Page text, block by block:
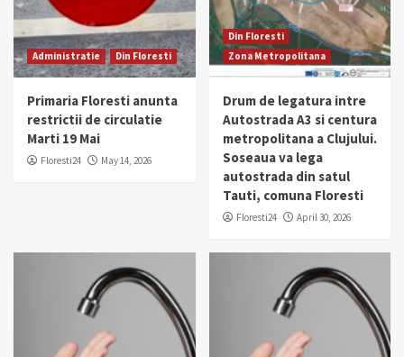
Administratie Din Floresti
Primaria Floresti anunta
restrictii de circulatie
Marti 19 Mai
Floresti24 May 14, 2026
Din Floresti
Zona Metropolitana
Drum de legatura intre
Autostrada A3 si centura
metropolitana a Clujului.
Soseaua va lega
autostrada din satul
Tauti, comuna Floresti
Floresti24 April 30, 2026